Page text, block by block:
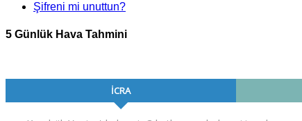
Şifreni mi unuttun?
5 Günlük Hava Tahmini